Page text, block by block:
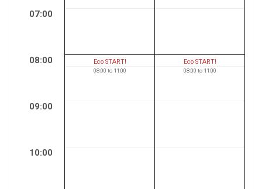
07:00
08:00 Eco START!
08:00 to 11:00
Eco START!
08:00 to 11:00
09:00
10:00